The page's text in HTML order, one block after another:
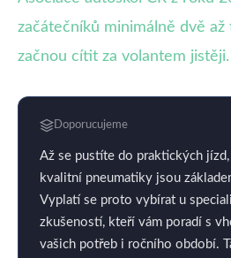
začátečníků minimálně dvě až
začnou cítit za volantem jistěji.
Doporucujeme
Až se pustíte do praktických
kvalitní pneumatiky jsou
Vyplatí se proto vybírat u
zkušeností, kteří vám poradí s
vašich potřeb i ročního období.